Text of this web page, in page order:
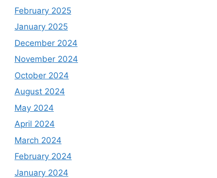
February 2025
January 2025
December 2024
November 2024
October 2024
August 2024
May 2024
April 2024
March 2024
February 2024
January 2024